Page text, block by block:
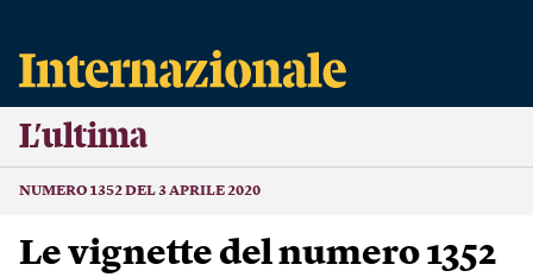
L’ultima
NUMERO 1352 DEL 3 APRILE 2020
Le vignette del numero 1352